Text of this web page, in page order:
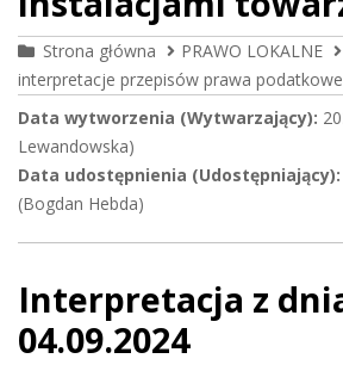
Strona główna PRAWO LOKALNE
interpretacje przepisów prawa
Data wytworzenia (Wytwarzający):
Lewandowska)
Data udostępnienia (Udostępniający):
(Bogdan Hebda)
Interpretacja z
04.09.2024